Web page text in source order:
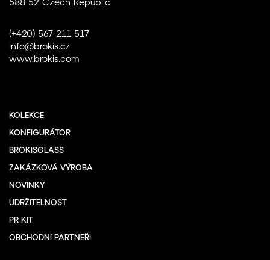
(+420) 567 211 517
info@brokis.cz
www.brokis.com
KOLEKCE
KONFIGURÁTOR
BROKISGLASS
ZAKÁZKOVÁ VÝROBA
NOVINKY
UDRŽITELNOST
PR KIT
OBCHODNÍ PARTNEŘI